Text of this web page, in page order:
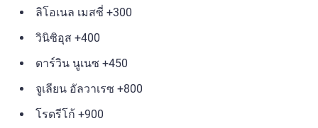
ลิโอเนล เมสซี่ +300
วินิซิอุส +400
ดาร์วิน นูเนซ +450
จูเลียน อัลวาเรซ +800
โรดรีโก้ +900